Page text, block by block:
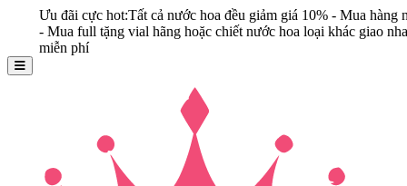
đãi cực hot:Tất cả nước hoa đều giảm giá 10% - Mua hàng ngay
full tặng vial hãng hoặc chiết nước hoa loại khác giao nhanh